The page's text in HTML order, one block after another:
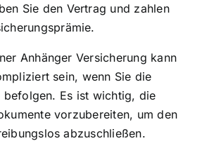
Sie den Vertrag und zahlen
Anhänger Versicherung kann
sein, wenn Sie die
befolgen. Es ist wichtig, die
vorzubereiten, um den
abzuschließen.